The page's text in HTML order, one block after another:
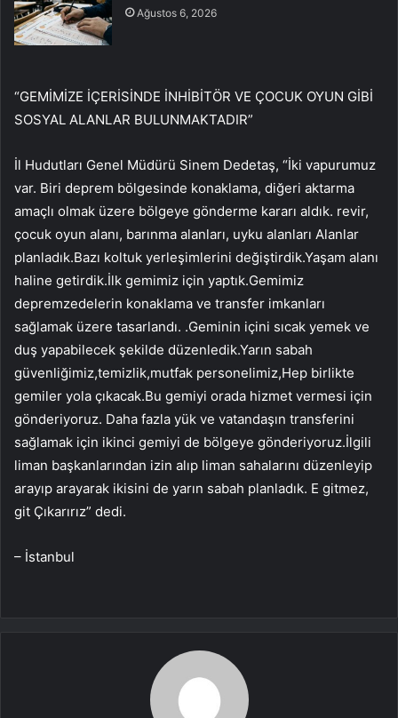
Ağustos 6, 2026
“GEMİMİZE İÇERİSİNDE İNHİBİTÖR VE ÇOCUK OYUN GİBİ
SOSYAL ALANLAR BULUNMAKTADIR”
İl Hudutları Genel Müdürü Sinem Dedetaş, “İki vapurumuz
var. Biri deprem bölgesinde konaklama, diğeri aktarma
amaçlı olmak üzere bölgeye gönderme kararı aldık. revir,
çocuk oyun alanı, barınma alanları, uyku alanları Alanlar
planladık.Bazı koltuk yerleşimlerini değiştirdik.Yaşam alanı
haline getirdik.İlk gemimiz için yaptık.Gemimiz
depremzedelerin konaklama ve transfer imkanları
sağlamak üzere tasarlandı. .Geminin içini sıcak yemek ve
duş yapabilecek şekilde düzenledik.Yarın sabah
güvenliğimiz,temizlik,mutfak personelimiz,Hep birlikte
gemiler yola çıkacak.Bu gemiyi orada hizmet vermesi için
gönderiyoruz. Daha fazla yük ve vatandaşın transferini
sağlamak için ikinci gemiyi de bölgeye gönderiyoruz.İlgili
liman başkanlarından izin alıp liman sahalarını düzenleyip
arayıp arayarak ikisini de yarın sabah planladık. E gitmez,
git Çıkarırız” dedi.
– İstanbul